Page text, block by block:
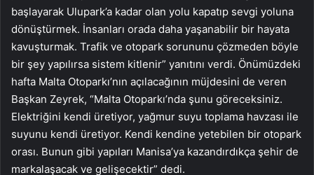
başlayarak Ulupark’a kadar olan yolu kapatıp sevgi yoluna
dönüştürmek. İnsanları orada daha yaşanabilir bir hayata
kavuşturmak. Trafik ve otopark sorununu çözmeden böyle
bir şey yapılırsa sistem kitlenir” yanıtını verdi. Önümüzdeki
hafta Malta Otoparkı’nın açılacağının müjdesini de veren
Başkan Zeyrek, “Malta Otoparkı’nda şunu göreceksiniz.
Elektriğini kendi üretiyor, yağmur suyu toplama havzası ile
suyunu kendi üretiyor. Kendi kendine yetebilen bir otopark
orası. Bunun gibi yapıları Manisa’ya kazandırdıkça şehir de
markalaşacak ve gelişecektir” dedi.